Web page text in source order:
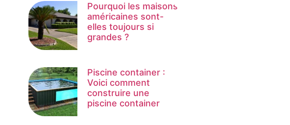
Pourquoi les maisons
américaines sont-
elles toujours si
grandes ?
Piscine container :
Voici comment
construire une
piscine container